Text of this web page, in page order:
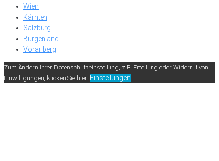
Wien
Kärnten
Salzburg
Burgenland
Vorarlberg
Zum Ändern Ihrer Datenschutzeinstellung, z.B. Erteilung oder Widerruf von
Einwilligungen, klicken Sie hier: Einstellungen